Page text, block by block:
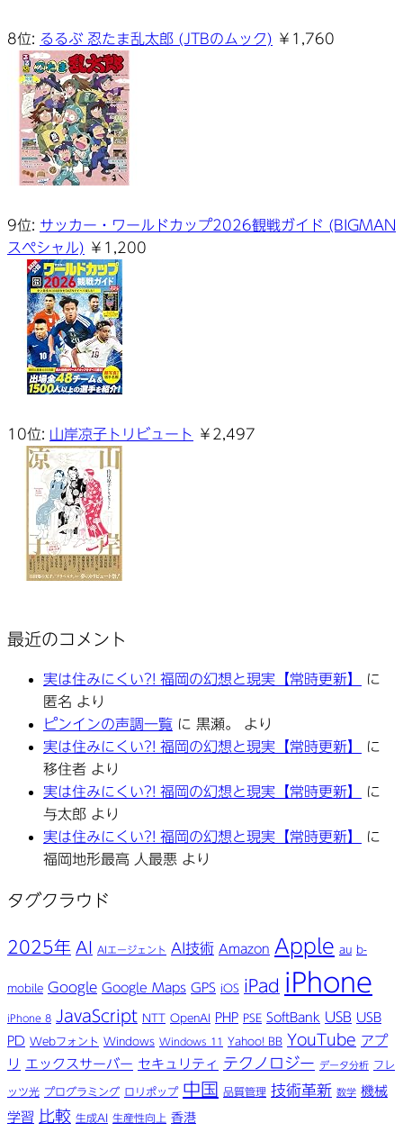
8位: るるぶ 忍たま乱太郎 (JTBのムック) ￥1,760
9位: サッカー・ワールドカップ2026観戦ガイド (BIGMAN
スペシャル) ￥1,200
10位: 山岸凉子トリビュート ￥2,497
最近のコメント
実は住みにくい?! 福岡の幻想と現実【常時更新】
に
匿名 より
ピンインの声調一覧 に 黒瀬。
より
実は住みにくい?! 福岡の幻想と現実【常時更新】
に
移住者 より
実は住みにくい?! 福岡の幻想と現実【常時更新】
に
与太郎 より
実は住みにくい?! 福岡の幻想と現実【常時更新】
に
福岡地形最高 人最悪 より
タグクラウド
2025年 AI AIエージェント AI技術 Amazon Apple au b-
mobile Google Google Maps GPS iOS iPad iPhone
iPhone 8 JavaScript NTT OpenAI PHP PSE SoftBank USB USB
PD Webフォント Windows Windows 11 Yahoo! BB YouTube アプ
リ
エックスサーバー セキュリティ テクノロジー データ分析 フレ
ッツ光 プログラミング ロリポップ 中国 品質管理 技術革新 数学 機械
学習 比較 生成AI 生産性向上 香港